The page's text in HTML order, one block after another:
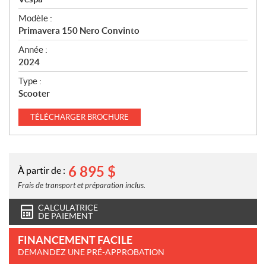
é
c
i
f
i
c
a
o
Modèle :
Primavera 150 Nero Convinto
Année :
2024
Type :
Scooter
TÉLÉCHARGER BROCHURE
À partir de : 6 895 $
Frais de transport et préparation inclus.
CALCULATRICE
DE PAIEMENT
FINANCEMENT FACILE
DEMANDEZ UNE PRÉ-APPROBATION